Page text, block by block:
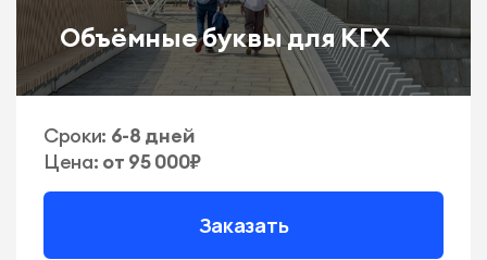
Объёмные буквы для КГХ
Сроки: 6-8 дней
Цена: от 95 000₽
Заказать